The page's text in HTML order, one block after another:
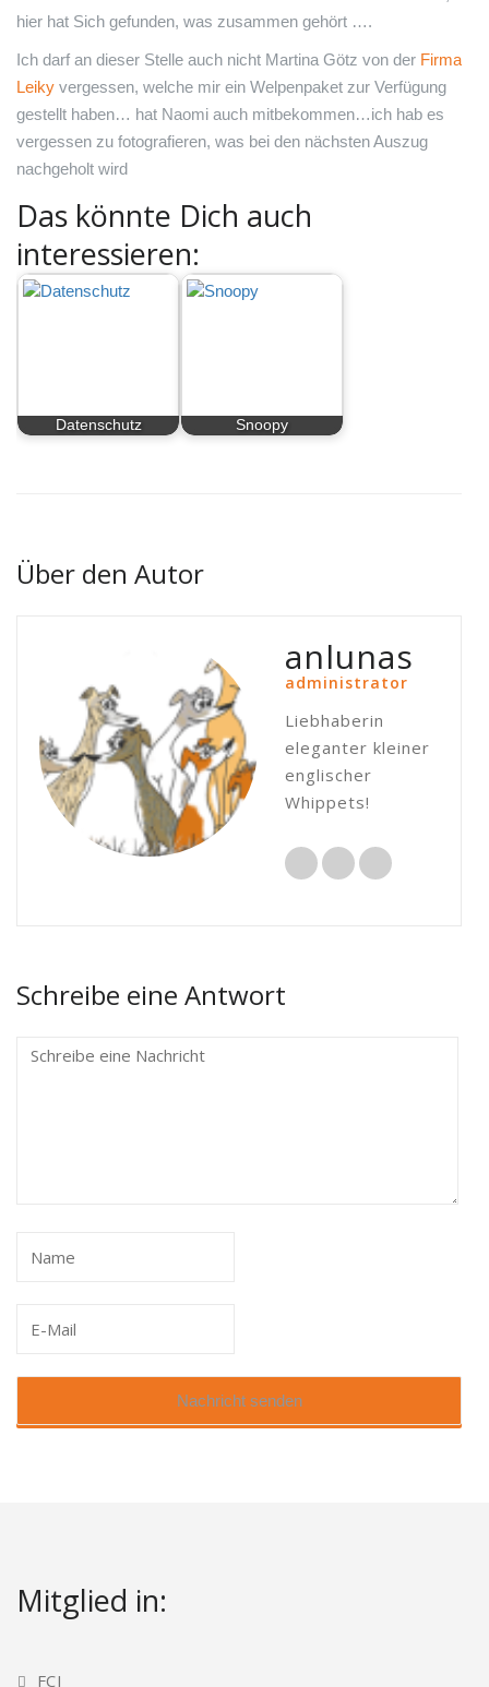
hier hat Sich gefunden, was zusammen gehört ….
Ich darf an dieser Stelle auch nicht Martina Götz von der Firma
Leiky vergessen, welche mir ein Welpenpaket zur Verfügung
gestellt haben… hat Naomi auch mitbekommen…ich hab es
vergessen zu fotografieren, was bei den nächsten Auszug
nachgeholt wird
Das könnte Dich auch
interessieren:
Datenschutz Snoopy
Über den Autor
anlunas
administrator
Liebhaberin
eleganter kleiner
englischer
Whippets!
Schreibe eine Antwort
Mitglied in:
FCI